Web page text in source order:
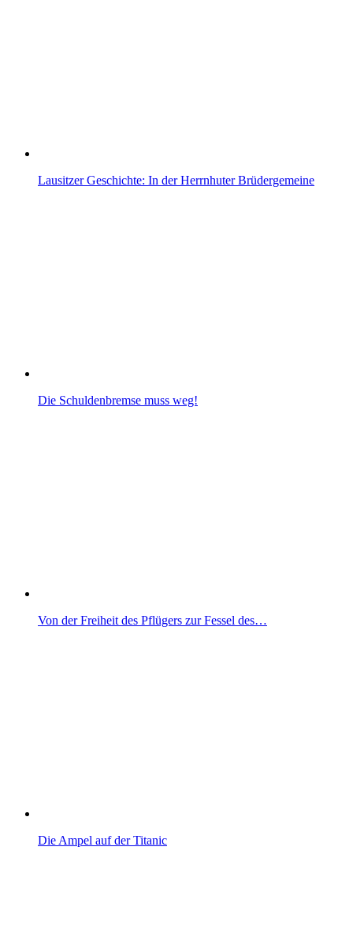
Lausitzer Geschichte: In der Herrnhuter Brüdergemeine
Die Schuldenbremse muss weg!
Von der Freiheit des Pflügers zur Fessel des…
Die Ampel auf der Titanic